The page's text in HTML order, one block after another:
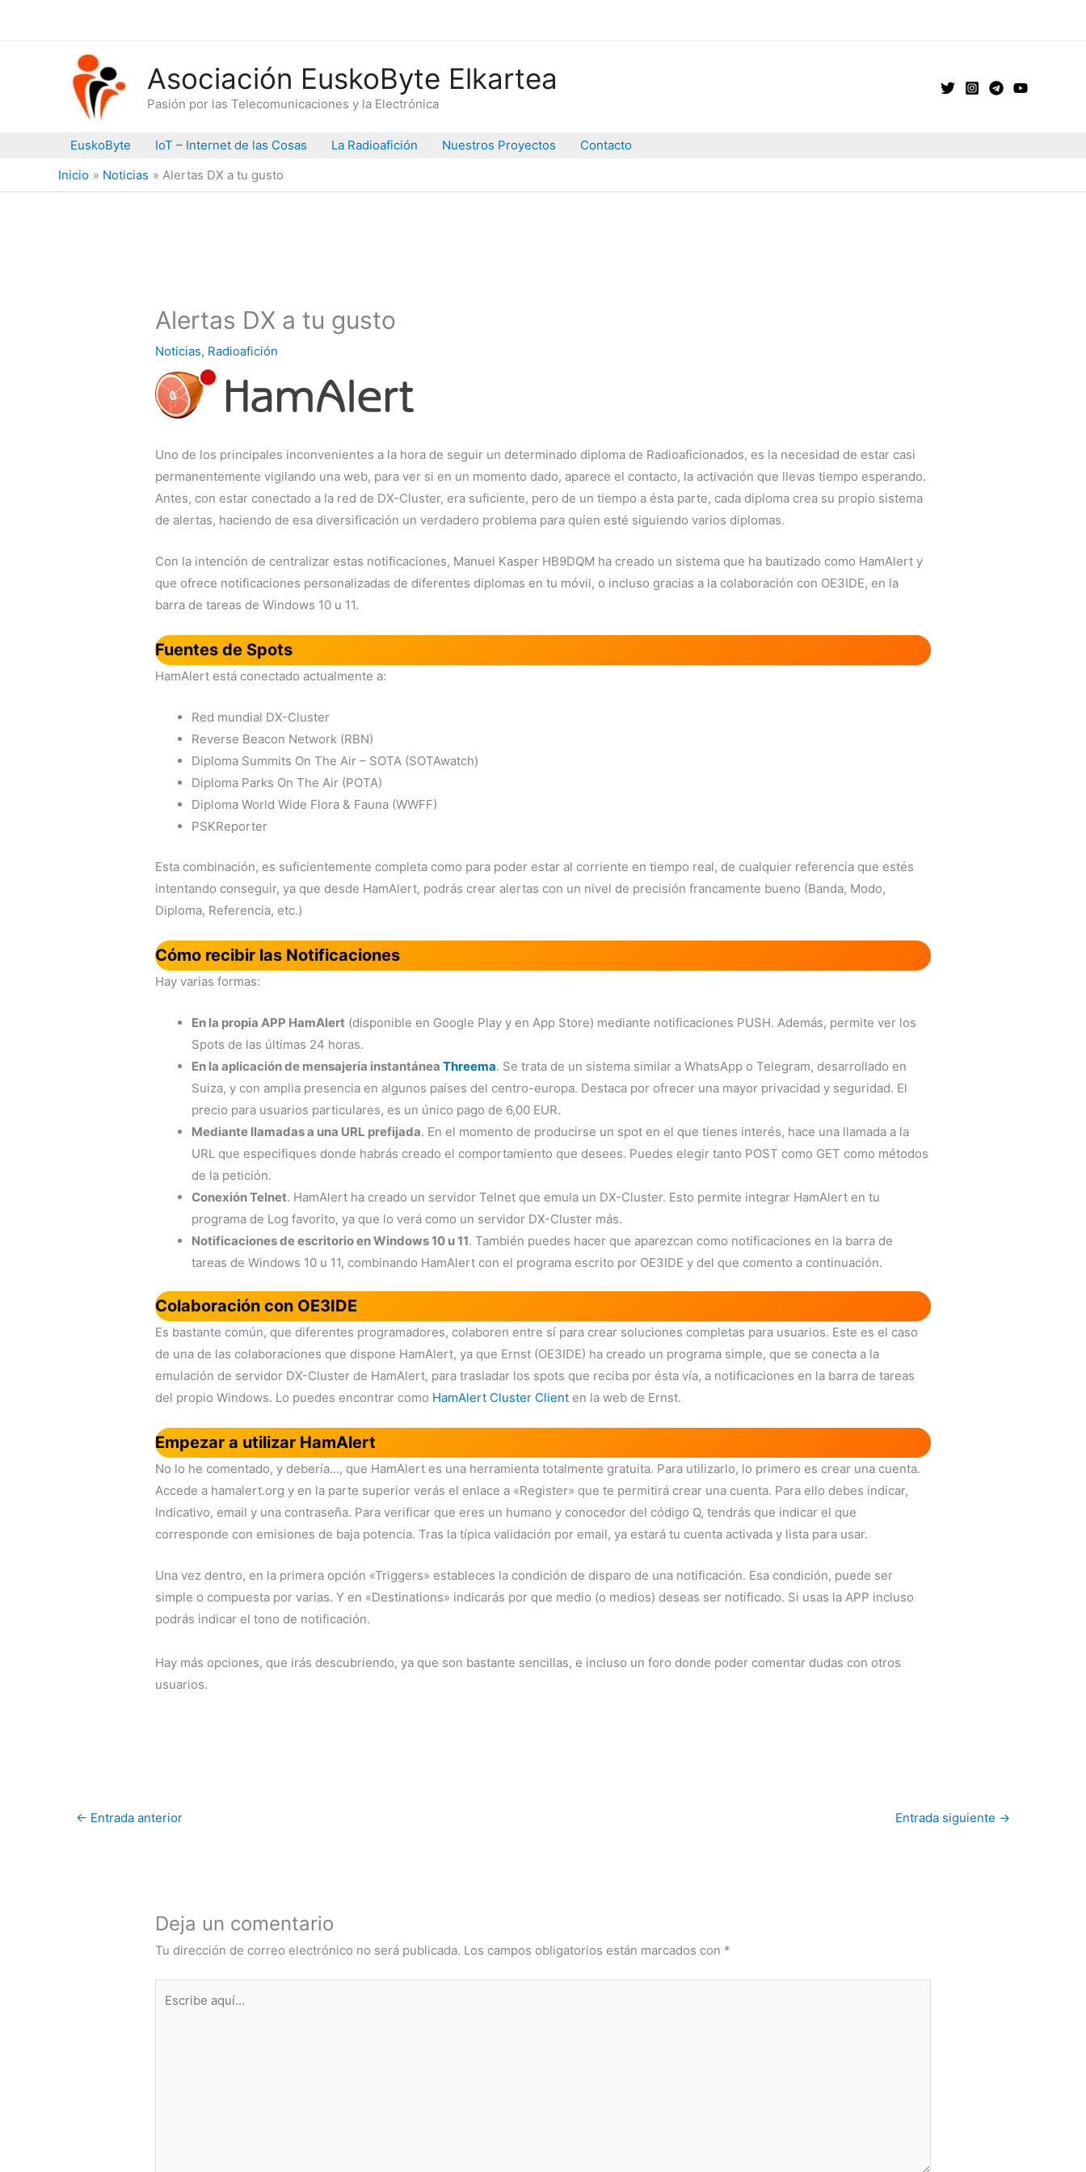
Asociación EuskoByte Elkartea
Pasión por las Telecomunicaciones y la Electrónica
EuskoByte IoT – Internet de las Cosas La Radioafición Nuestros Proyectos
Contacto
Inicio
Noticias Alertas DX a tu gusto
Alertas DX a tu gusto
Noticias, Radioafición
Uno de los principales inconvenientes a la hora de seguir un determinado diploma de Radioaficionados, es la necesidad de estar casi
permanentemente vigilando una web, para ver si en un momento dado, aparece el contacto, la activación que llevas tiempo esperando.
Antes, con estar conectado a la red de DX-Cluster, era suficiente, pero de un tiempo a ésta parte, cada diploma crea su propio sistema
de alertas, haciendo de esa diversificación un verdadero problema para quien esté siguiendo varios diplomas.
Con la intención de centralizar estas notificaciones, Manuel Kasper HB9DQM ha creado un sistema que ha bautizado como HamAlert y
que ofrece notificaciones personalizadas de diferentes diplomas en tu móvil, o incluso gracias a la colaboración con OE3IDE, en la
barra de tareas de Windows 10 u 11.
Fuentes de Spots
HamAlert está conectado actualmente a:
Red mundial DX-Cluster
Reverse Beacon Network (RBN)
Diploma Summits On The Air – SOTA (SOTAwatch)
Diploma Parks On The Air (POTA)
Diploma World Wide Flora & Fauna (WWFF)
PSKReporter
Esta combinación, es suficientemente completa como para poder estar al corriente en tiempo real, de cualquier referencia que estés
intentando conseguir, ya que desde HamAlert, podrás crear alertas con un nivel de precisión francamente bueno (Banda, Modo,
Diploma, Referencia, etc.)
Cómo recibir las Notificaciones
Hay varias formas:
En la propia APP HamAlert (disponible en Google Play y en App Store) mediante notificaciones PUSH. Además, permite ver los
Spots de las últimas 24 horas.
En la aplicación de mensajería instantáneaThreema. Se trata de un sistema similar a WhatsApp o Telegram, desarrollado en
Suiza, y con amplia presencia en algunos países del centro-europa. Destaca por ofrecer una mayor privacidad y seguridad. El
precio para usuarios particulares, es un único pago de 6,00 EUR.
Mediante llamadas a una URL prefijada. En el momento de producirse un spot en el que tienes interés, hace una llamada a la
URL que especifiques donde habrás creado el comportamiento que desees. Puedes elegir tanto POST como GET como métodos
de la petición.
Conexión Telnet. HamAlert ha creado un servidor Telnet que emula un DX-Cluster. Esto permite integrar HamAlert en tu
programa de Log favorito, ya que lo verá como un servidor DX-Cluster más.
Notificaciones de escritorio en Windows 10 u 11. También puedes hacer que aparezcan como notificaciones en la barra de
tareas de Windows 10 u 11, combinando HamAlert con el programa escrito por OE3IDE y del que comento a continuación.
Colaboración con OE3IDE
Es bastante común, que diferentes programadores, colaboren entre sí para crear soluciones completas para usuarios. Este es el caso
de una de las colaboraciones que dispone HamAlert, ya que Ernst (OE3IDE) ha creado un programa simple, que se conecta a la
emulación de servidor DX-Cluster de HamAlert, para trasladar los spots que reciba por ésta vía, a notificaciones en la barra de tareas
del propio Windows. Lo puedes encontrar como HamAlert Cluster Client en la web de Ernst.
Empezar a utilizar HamAlert
No lo he comentado, y debería…, que HamAlert es una herramienta totalmente gratuita. Para utilizarlo, lo primero es crear una cuenta.
Accede a hamalert.org y en la parte superior verás el enlace a «Register» que te permitirá crear una cuenta. Para ello debes indicar,
Indicativo, email y una contraseña. Para verificar que eres un humano y conocedor del código Q, tendrás que indicar el que
corresponde con emisiones de baja potencia. Tras la típica validación por email, ya estará tu cuenta activada y lista para usar.
Una vez dentro, en la primera opción «Triggers» estableces la condición de disparo de una notificación. Esa condición, puede ser
simple o compuesta por varias. Y en «Destinations» indicarás por que medio (o medios) deseas ser notificado. Si usas la APP incluso
podrás indicar el tono de notificación.
Hay más opciones, que irás descubriendo, ya que son bastante sencillas, e incluso un foro donde poder comentar dudas con otros
usuarios.
← Entrada anterior Entrada siguiente →
Deja un comentario
Tu dirección de correo electrónico no será publicada. Los campos obligatorios están marcados con *